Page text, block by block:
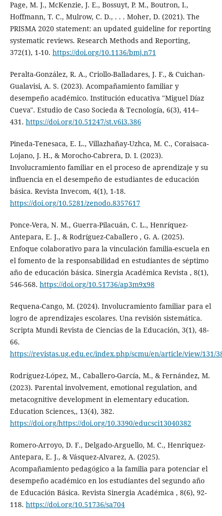
Page, M. J., McKenzie, J. E., Bossuyt, P. M., Boutron, I.,
Hoffmann, T. C., Mulrow, C. D., . . . Moher, D. (2021). The
PRISMA 2020 statement: an updated guideline for reporting
systematic reviews. Research Methods and Reporting,
372(1), 1-10. https://doi.org/10.1136/bmj.n71
Peralta-González, R. A., Criollo-Balladares, J. F., & Cuichan-
Gualavisi, A. S. (2023). Acompañamiento familiar y
desempeño académico. Institución educativa "Miguel Díaz
Cueva". Estudio de Caso Socieda & Tecnología, 6(3), 414–
431. https://doi.org/10.51247/st.v6i3.386
Pineda-Tenesaca, E. L., Villazhañay-Uzhca, M. C., Coraisaca-
Lojano, J. H., & Morocho-Cabrera, D. I. (2023).
Involucramiento familiar en el proceso de aprendizaje y su
influencia en el desempeño de estudiantes de educación
básica. Revista Invecom, 4(1), 1-18.
https://doi.org/10.5281/zenodo.8357617
Ponce-Vera, N. M., Guerra-Pilacuán, C. L., Henríquez-
Antepara, E. J., & Rodríguez-Caballero , G. A. (2025).
Enfoque colaborativo para la vinculación familia-escuela en
el fomento de la responsabilidad en estudiantes de séptimo
año de educación básica. Sinergia Académica Revista , 8(1),
546-568. https://doi.org/10.51736/ap3m9x98
Requena-Cango, M. (2024). Involucramiento familiar para el
logro de aprendizajes escolares. Una revisión sistemática.
Scripta Mundi Revista de Ciencias de la Educación, 3(1), 48-
66.
https://revistas.ug.edu.ec/index.php/scmu/en/article/view/131/
Rodríguez-López, M., Caballero-García, M., & Fernández, M.
(2023). Parental involvement, emotional regulation, and
metacognitive development in elementary education.
Education Sciences,, 13(4), 382.
https://doi.org/https://doi.org/10.3390/educsci13040382
Romero-Arroyo, D. F., Delgado-Arguello, M. C., Henriquez-
Antepara, E. J., & Vásquez-Alvarez, A. (2025).
Acompañamiento pedagógico a la familia para potenciar el
desempeño académico en los estudiantes del segundo año
de Educación Básica. Revista Sinergia Académica , 8(6), 92-
118. https://doi.org/10.51736/sa704